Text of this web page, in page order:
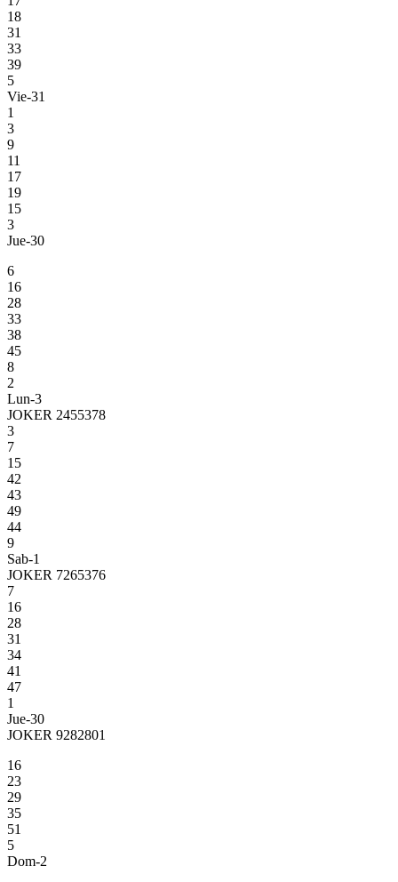
18
31
33
39
5
Vie-31
1
3
9
11
17
19
15
3
Jue-30
6
16
28
33
38
45
8
2
Lun-3
JOKER 2455378
3
7
15
42
43
49
44
9
Sab-1
JOKER 7265376
7
16
28
31
34
41
47
1
Jue-30
JOKER 9282801
16
23
29
35
51
5
Dom-2